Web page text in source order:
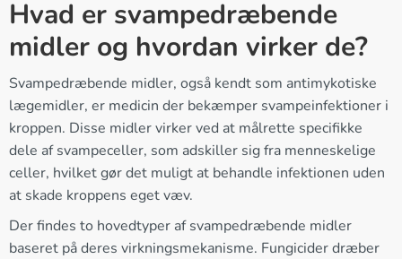
Hvad er svampedræbende
midler og hvordan virker de?
Svampedræbende midler, også kendt som antimykotiske
lægemidler, er medicin der bekæmper svampeinfektioner i
kroppen. Disse midler virker ved at målrette specifikke
dele af svampeceller, som adskiller sig fra menneskelige
celler, hvilket gør det muligt at behandle infektionen uden
at skade kroppens eget væv.
Der findes to hovedtyper af svampedræbende midler
baseret på deres virkningsmekanisme. Fungicider dræber